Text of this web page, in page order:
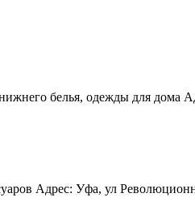
белья, одежды для
Адрес: Уфа, ул